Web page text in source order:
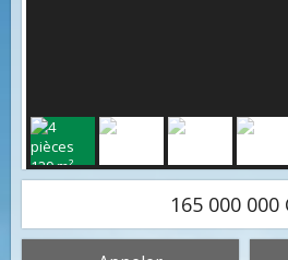
165 000 000